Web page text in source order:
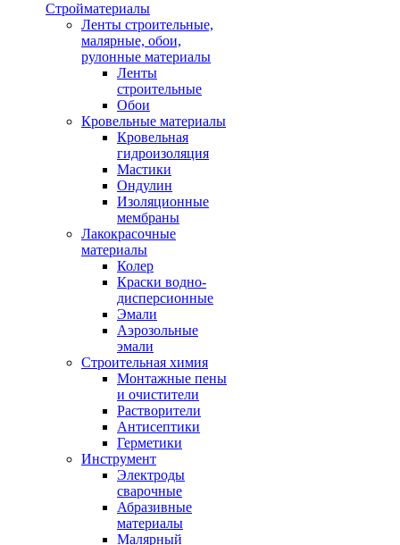
Стройматериалы
Ленты строительные,
малярные, обои,
рулонные материалы
Ленты
строительные
Обои
Кровельные материалы
Кровельная
гидроизоляция
Мастики
Ондулин
Изоляционные
мембраны
Лакокрасочные
материалы
Колер
Краски водно-
дисперсионные
Эмали
Аэрозольные
эмали
Строительная химия
Монтажные пены
и очистители
Растворители
Антисептики
Герметики
Инструмент
Электроды
сварочные
Абразивные
материалы
Малярный